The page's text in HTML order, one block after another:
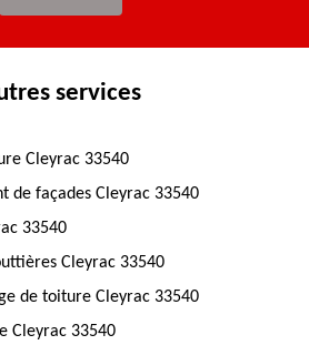
services
Cleyrac 33540
de façades Cleyrac 33540
33540
Cleyrac 33540
de toiture Cleyrac 33540
Cleyrac 33540